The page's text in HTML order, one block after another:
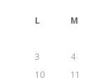
L M
3
4
10
11